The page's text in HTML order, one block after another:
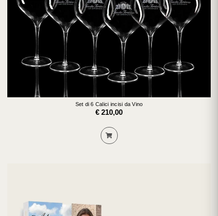
Set di 6 Calici incisi da Vino
€ 210,00